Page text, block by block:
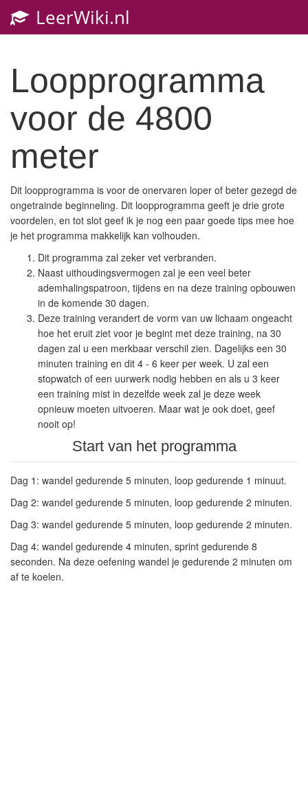
LeerWiki.nl
Loopprogramma
voor de 4800
meter
Dit loopprogramma is voor de onervaren loper of beter gezegd de
ongetrainde beginneling. Dit loopprogramma geeft je drie grote
voordelen, en tot slot geef ik je nog een paar goede tips mee hoe
je het programma makkelijk kan volhouden.
Dit programma zal zeker vet verbranden.
Naast uithoudingsvermogen zal je een veel beter
ademhalingspatroon, tijdens en na deze training opbouwen
in de komende 30 dagen.
Deze training verandert de vorm van uw lichaam ongeacht
hoe het eruit ziet voor je begint met deze training, na 30
dagen zal u een merkbaar verschil zien. Dagelijks een 30
minuten training en dit 4 - 6 keer per week. U zal een
stopwatch of een uurwerk nodig hebben en als u 3 keer
een training mist in dezelfde week zal je deze week
opnieuw moeten uitvoeren. Maar wat je ook doet, geef
nooit op!
Start van het programma
Dag 1: wandel gedurende 5 minuten, loop gedurende 1 minuut.
Dag 2: wandel gedurende 5 minuten, loop gedurende 2 minuten.
Dag 3: wandel gedurende 5 minuten, loop gedurende 2 minuten.
Dag 4: wandel gedurende 4 minuten, sprint gedurende 8
seconden. Na deze oefening wandel je gedurende 2 minuten om
af te koelen.